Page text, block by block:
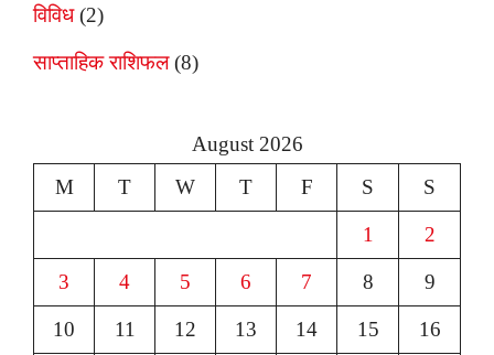
विविध(2)
साप्ताहिक राशिफल(8)
August 2026
M
T W T F S S
1 2
3 4 5 6 7 8 9
10 11 12 13 14 15 16